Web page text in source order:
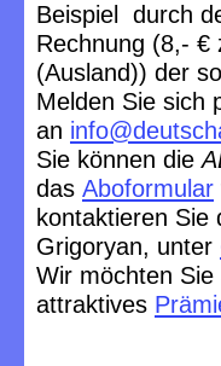
Beispiel durch
Rechnung (8,- €
(Ausland)) der
Melden Sie sich
an
Sie können die
das Aboformular
kontaktieren
Grigoryan, unter
Wir möchten
attraktives